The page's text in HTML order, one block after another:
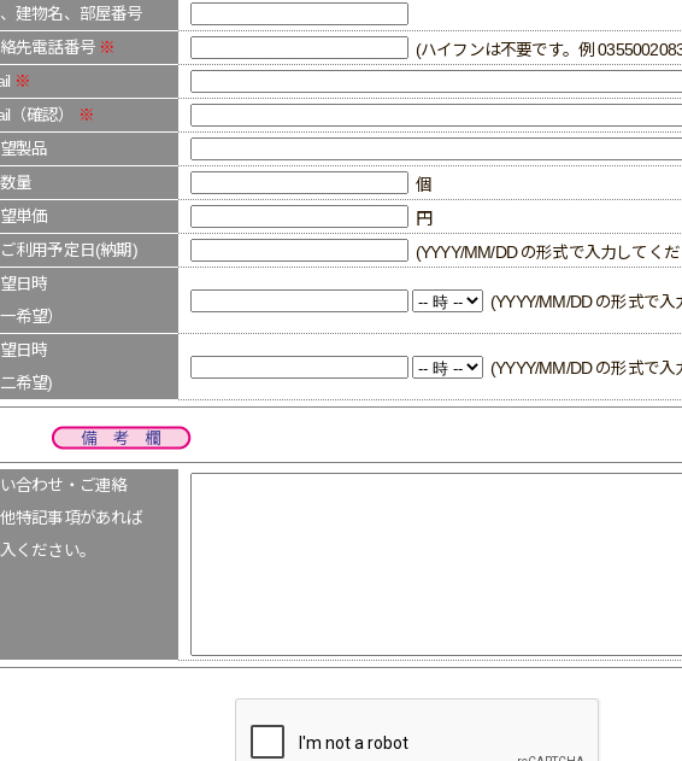
建物名、部屋番号
先電話番号 ※
(ハイフンは不要です。例
※
（確認）
※
製品
量
個
単価
円
利用予定日(納期)
(YYYY/MM/DD の形式で入力してく
日時
希望）
(YYYY/MM/DD の形式で
日時
希望)
(YYYY/MM/DD の形式で
合わせ・ご連絡
特記事項があれば
ください。